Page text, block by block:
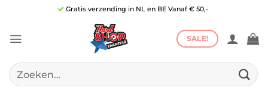
inhoud
Gratis verzending in NL en BE Vanaf € 50,-
SALE!
Zoeken
naar: